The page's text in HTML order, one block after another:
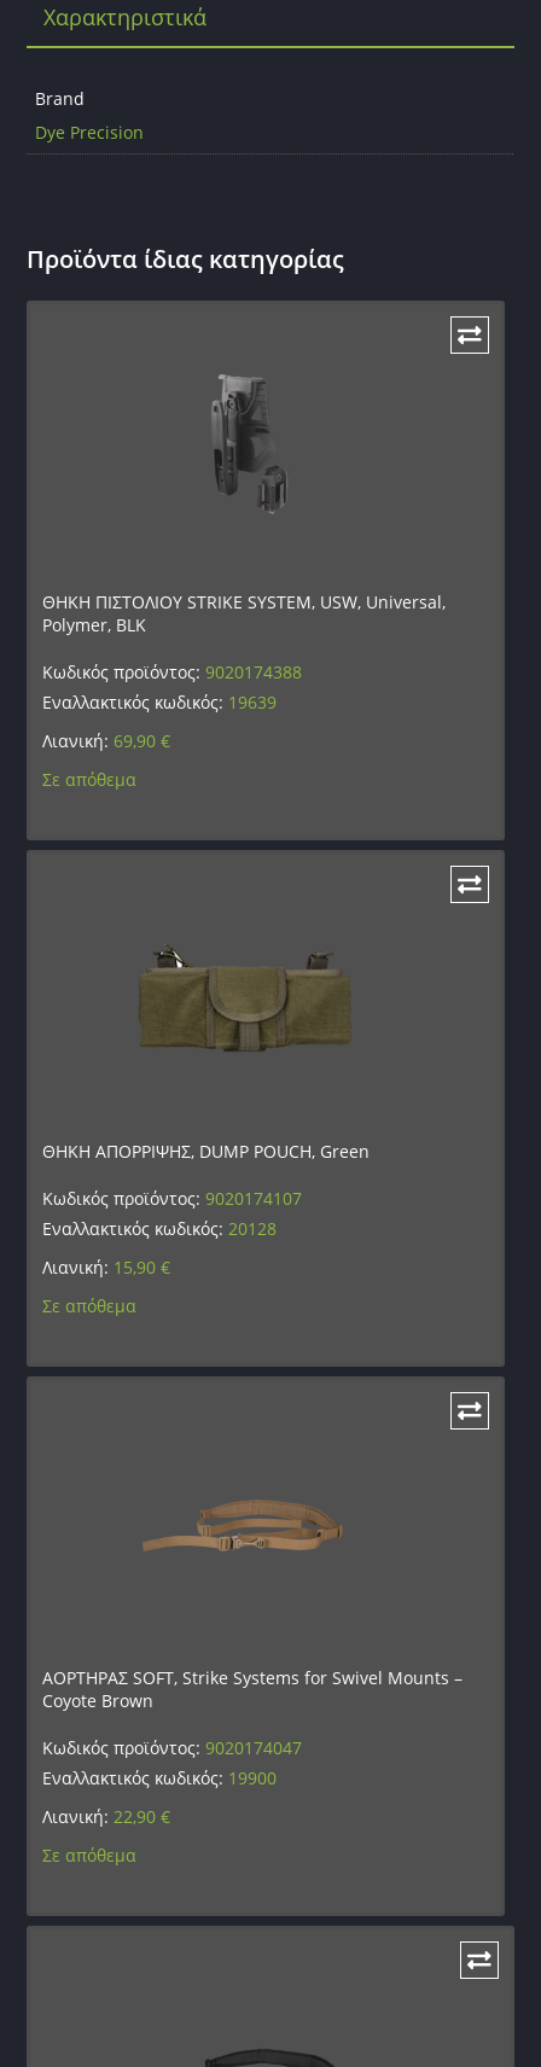
o
k
Χαρακτηριστικά
Brand
Dye Precision
Προϊόντα ίδιας κατηγορίας
ΘΗΚΗ ΠΙΣΤΟΛΙΟΥ STRIKE SYSTEM, USW, Universal,
Polymer, BLK
Κωδικός προϊόντος:9020174388
Εναλλακτικός κωδικός: 19639
Λιανική: 69,90€
Σε απόθεμα
ΘΗΚΗ ΑΠΟΡΡΙΨΗΣ, DUMP POUCH, Green
Κωδικός προϊόντος:9020174107
Εναλλακτικός κωδικός:20128
Λιανική: 15,90€
Σε απόθεμα
ΑΟΡΤΗΡΑΣ SOFT, Strike Systems for Swivel Mounts –
Coyote Brown
Κωδικός προϊόντος:9020174047
Εναλλακτικός κωδικός: 19900
Λιανική:22,90€
Σε απόθεμα